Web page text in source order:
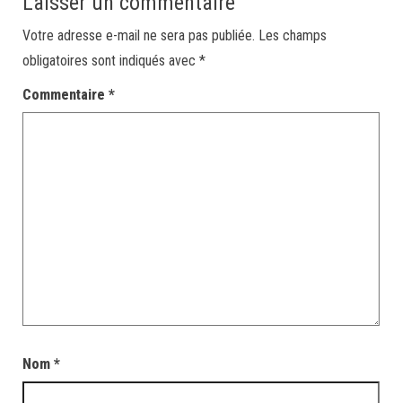
Votre adresse e-mail ne sera pas publiée. Les champs
obligatoires sont indiqués avec *
Commentaire *
Nom *